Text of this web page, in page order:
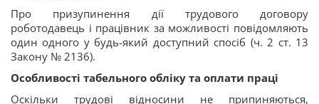
Про призупинення дії трудового договору
роботодавець і працівник за можливості повідомляють
один одного у будь-який доступний спосіб (ч. 2 ст. 13
Закону № 2136).
Особливості табельного обліку та оплати праці
Оскільки трудові відносини не припиняються,